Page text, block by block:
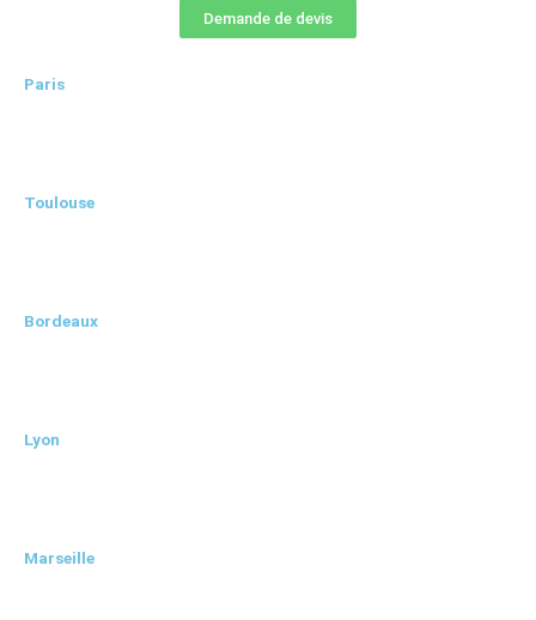
Demande de devis
Paris
Toulouse
Bordeaux
Lyon
Marseille